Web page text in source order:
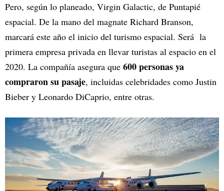
Pero, según lo planeado, Virgin Galactic, de Puntapié
espacial. De la mano del magnate Richard Branson,
marcará este año el inicio del turismo espacial. Será la
primera empresa privada en llevar turistas al espacio en el
2020. La compañía asegura que 600 personas ya
compraron su pasaje, incluidas celebridades como Justin
Bieber y Leonardo DiCaprio, entre otras.